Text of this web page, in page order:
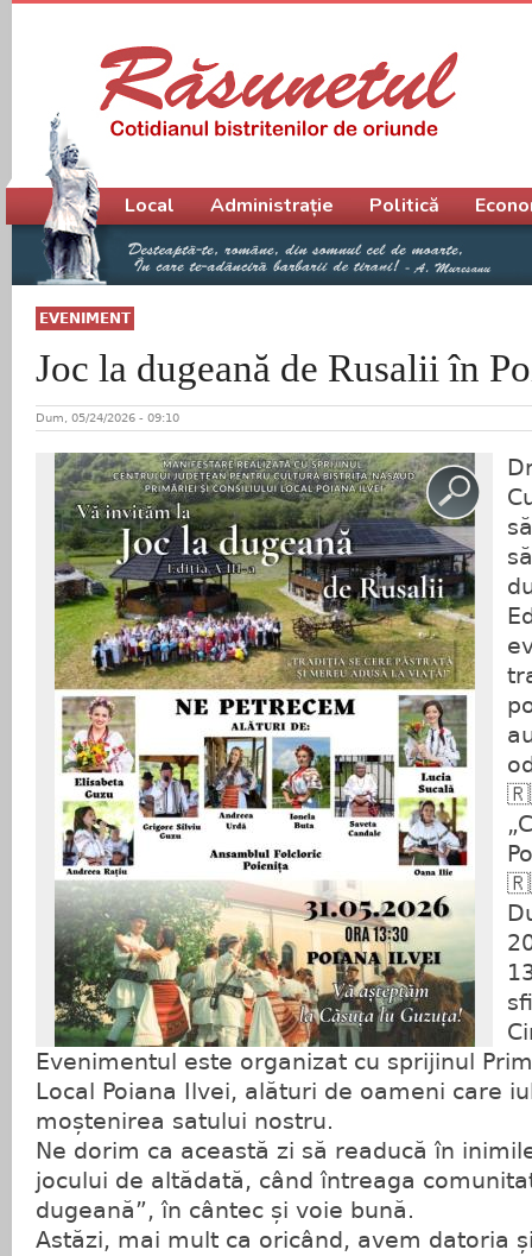
EVENIMENT
Joc la dugeană de Rusalii în
Dum, 05/24/2026 - 09:10
Evenimentul este organizat cu sprijinul
Local Poiana Ilvei, alături de oameni care
moștenirea satului nostru.
Ne dorim ca această zi să readucă în
jocului de altădată, când întreaga
dugeană”, în cântec și voie bună.
Astăzi, mai mult ca oricând, avem datoria
Meniu principal
Local Administrație Politică